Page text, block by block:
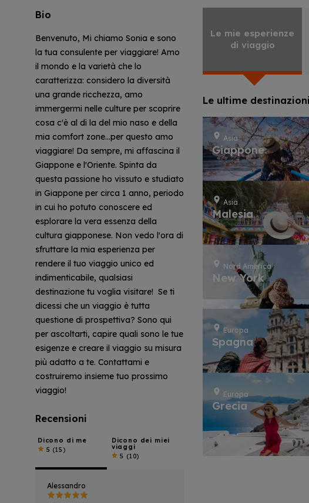
Bio
Benvenuto, Mi chiamo Sonia e sono
la tua consulente per viaggiare! Amo
il mondo e la varietà che lo
caratterizza: considero la diversità
una grande ricchezza, amo
immergermi nelle culture per scoprire
cosa c'è al di la del mio naso e della
mia comfort zone...per questo amo
viaggiare! Da sempre, mi affascina il
Giappone e l'Oriente. Spinta da
questa passione ho vissuto e studiato
in Giappone per circa 1 anno, periodo
in cui ho potuto conoscere ed
esplorare la vera essenza della
cultura giapponese. Non vedo l'ora di
sfruttare la mia esperienza per
rendere il tuo viaggio unico ed
indimenticabile, qualsiasi
destinazione tu voglia visitare! Se ti
dicessi che un viaggio è tutta
questione di prospettiva? Sono qui
per ascoltarti, capire quali sono le tue
esigenze e creare il viaggio su misura
più adatto a te. Contattami e
costruiremo insieme tuo prossimo
viaggio!
Recensioni
Dicono di me
5 (15)
Dicono dei miei
viaggi
5 (10)
Alessandro
Le mie esperienze
di viaggio
Le ultime
Asia
Giappone
Asia
Malesia
Nord America
New York
Europa
Spagna
Europa
Grecia